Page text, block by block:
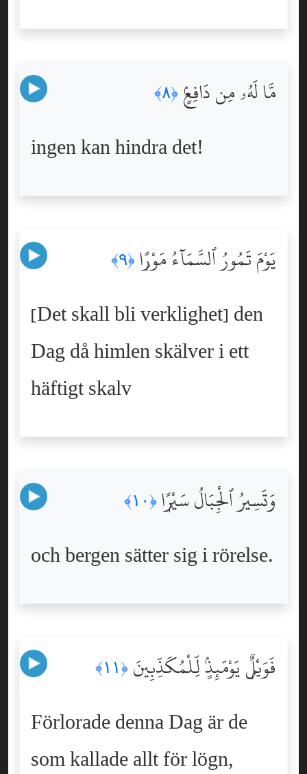
مَّا لَهُۥ مِن دَافِعٍۢ ﴿٨﴾
ingen kan hindra det!
يَوْمَ تَمُورُ ٱلسَّمَآءُ مَوْرًۭا ﴿٩﴾
[Det skall bli verklighet] den
Dag då himlen skälver i ett
häftigt skalv
وَتَسِيرُ ٱلْجِبَالُ سَيْرًۭا ﴿١٠﴾
och bergen sätter sig i rörelse.
فَوَيْلٌۭ يَوْمَئِذٍۢ لِّلْمُكَذِّبِينَ ﴿١١﴾
Förlorade denna Dag är de
som kallade allt för lögn,